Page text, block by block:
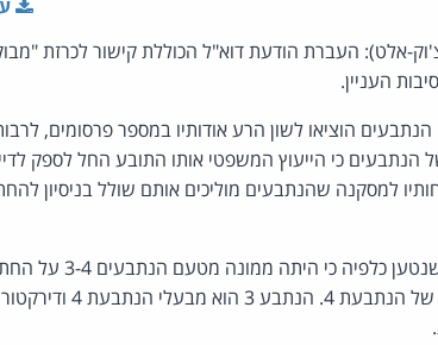
אלט): העברת הודעת דוא"ל הכוללת קישור לכרזת
העניין.
הוציאו לשון הרע אודותיו במספר פרסומים,
כי הייעוץ המשפטי אותו התובע החל לספק
למסקנה שהנתבעים מוליכים אותם שולל בניסיון
הנתבעת 1 היוא יו"ר נציגות